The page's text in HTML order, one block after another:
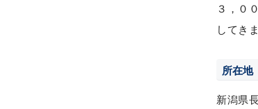
３，０
してき
所在地
新潟県